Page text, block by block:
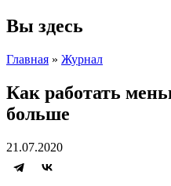
Вы здесь
Главная » Журнал
Как работать
больше
21.07.2020